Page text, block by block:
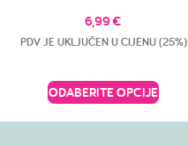
6,99€
PDV JE UKLJUČEN U CIJENU (25%)
ODABERITE OPCIJE